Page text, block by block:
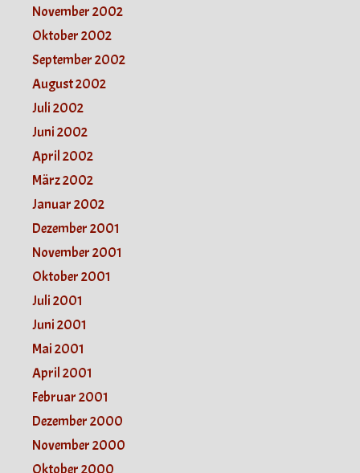
November 2002
Oktober 2002
September 2002
August 2002
Juli 2002
Juni 2002
April 2002
März 2002
Januar 2002
Dezember 2001
November 2001
Oktober 2001
Juli 2001
Juni 2001
Mai 2001
April 2001
Februar 2001
Dezember 2000
November 2000